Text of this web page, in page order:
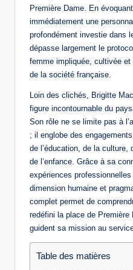
Première Dame. En évoquant
immédiatement une
profondément investie dans
dépasse largement le
femme impliquée, cultivée
de la société française.
Loin des clichés, Brigitte
figure incontournable du
Son rôle ne se limite pas à
; il englobe des
de l’éducation, de la
de l’enfance. Grâce à sa
expériences
dimension humaine et
complet permet de
redéfini la place de Première
guident sa mission au
Table des matières